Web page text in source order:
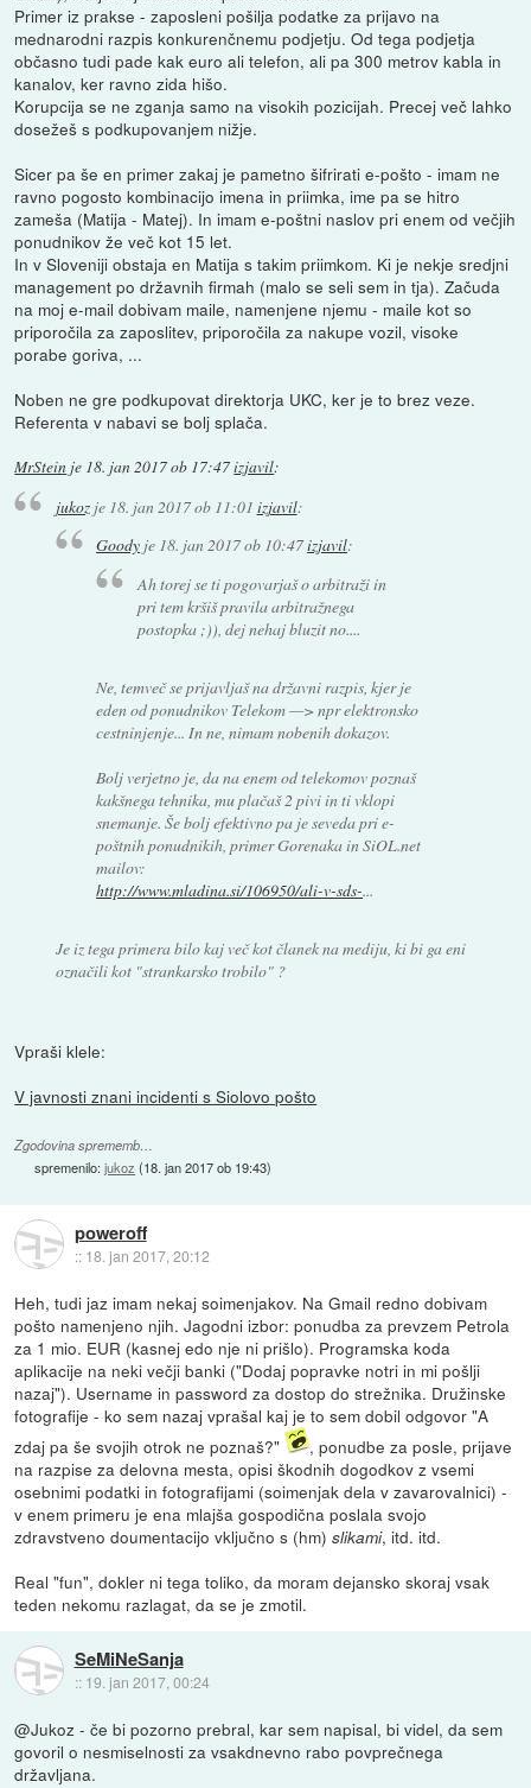
Primer iz prakse - zaposleni pošilja podatke za prijavo na
mednarodni razpis konkurenčnemu podjetju. Od tega podjetja
občasno tudi pade kak euro ali telefon, ali pa 300 metrov kabla in
kanalov, ker ravno zida hišo.
Korupcija se ne zganja samo na visokih pozicijah. Precej več lahko
dosežeš s podkupovanjem nižje.
Sicer pa še en primer zakaj je pametno šifrirati e-pošto - imam ne
ravno pogosto kombinacijo imena in priimka, ime pa se hitro
zameša (Matija - Matej). In imam e-poštni naslov pri enem od večjih
ponudnikov že več kot 15 let.
In v Sloveniji obstaja en Matija s takim priimkom. Ki je nekje sredjni
management po državnih firmah (malo se seli sem in tja). Začuda
na moj e-mail dobivam maile, namenjene njemu - maile kot so
priporočila za zaposlitev, priporočila za nakupe vozil, visoke
porabe goriva, ...
Noben ne gre podkupovat direktorja UKC, ker je to brez veze.
Referenta v nabavi se bolj splača.
MrStein je 18. jan 2017 ob 17:47izjavil:
jukozje 18. jan 2017 ob 11:01 izjavil:
Goody je 18. jan 2017 ob 10:47izjavil:
Ah torej se ti pogovarjaš o arbitraži in
pri tem kršiš pravila arbitražnega
postopka ;)), dej nehaj bluzit no....
Ne, temveč se prijavljaš na državni razpis, kjer je
eden od ponudnikov Telekom —> npr elektronsko
cestninjenje... In ne, nimam nobenih dokazov.
Bolj verjetno je, da na enem od telekomov poznaš
kakšnega tehnika, mu plačaš 2 pivi in ti vklopi
snemanje. Še bolj efektivno pa je seveda pri e-
poštnih ponudnikih, primer Gorenaka in SiOL.net
mailov:
http://www.mladina.si/106950/ali-v-sds-...
Je iz tega primera bilo kaj več kot članek na mediju, ki bi ga eni
označili kot "strankarsko trobilo" ?
Vpraši klele:
V javnosti znani incidenti s Siolovo pošto
Zgodovina sprememb…
spremenilo:jukoz (18. jan 2017 ob 19:43)
poweroff
:: 18. jan 2017, 20:12
Heh, tudi jaz imam nekaj soimenjakov. Na Gmail redno dobivam
pošto namenjeno njih. Jagodni izbor: ponudba za prevzem Petrola
za 1 mio. EUR (kasnej edo nje ni prišlo). Programska koda
aplikacije na neki večji banki ("Dodaj popravke notri in mi pošlji
nazaj"). Username in password za dostop do strežnika. Družinske
fotografije - ko sem nazaj vprašal kaj je to sem dobil odgovor "A
zdaj pa še svojih otrok ne poznaš?"
, ponudbe za posle, prijave
na razpise za delovna mesta, opisi škodnih dogodkov z vsemi
osebnimi podatki in fotografijami (soimenjak dela v zavarovalnici) -
v enem primeru je ena mlajša gospodična poslala svojo
zdravstveno doumentacijo vključno s (hm)slikami, itd. itd.
Real "fun", dokler ni tega toliko, da moram dejansko skoraj vsak
teden nekomu razlagat, da se je zmotil.
SeMiNeSanja
:: 19. jan 2017, 00:24
@Jukoz - če bi pozorno prebral, kar sem napisal, bi videl, da sem
govoril o nesmiselnosti za vsakdnevno rabo povprečnega
državljana.